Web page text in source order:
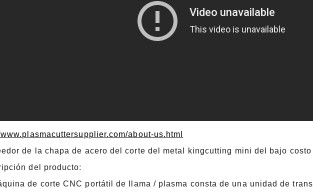
about-us.html
de la chapa de acero del corte del metal kingcutting mini del bajo costo
del producto:
de corte CNC portátil de llama / plasma consta de una unidad de